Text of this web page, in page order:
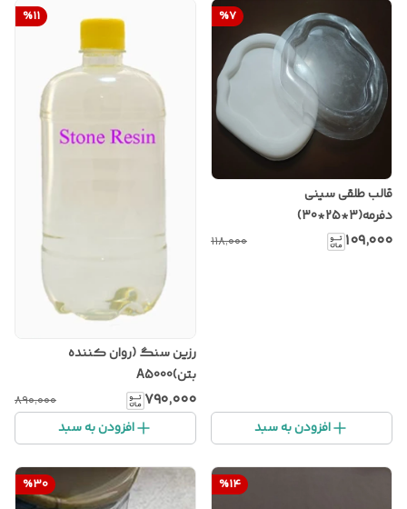
%7
قالب طلقی سینی
دفرمه(3*25*30)
۱۰۹٬۰۰۰ ۱۱۸٬۰۰۰
افزودن به سبد
%11
رزین سنگ (روان کننده
بتن)A5000
۷۹۰٬۰۰۰ ۸۹۰٬۰۰۰
افزودن به سبد
%14
%30